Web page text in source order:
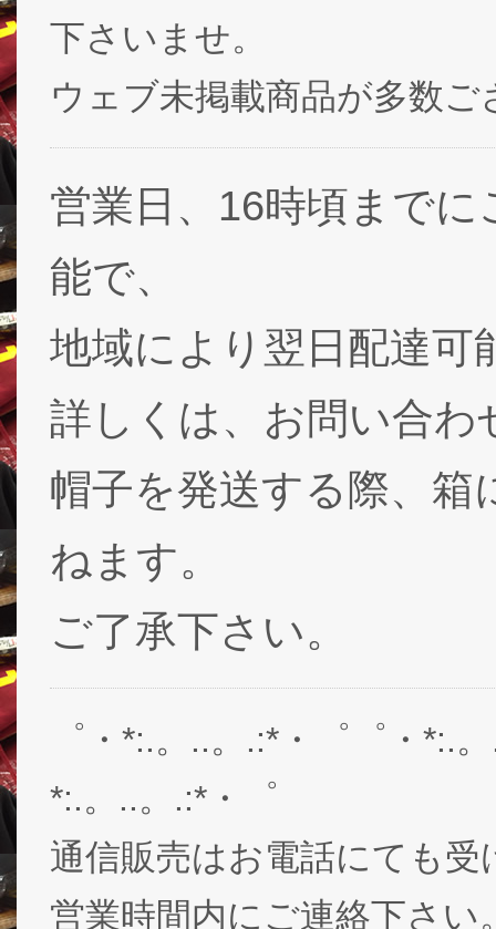
下さいませ。
ウェブ未掲載商品が多数ご
営業日、16時頃まで
能で、
地域により翌日配達可
詳しくは、お問い合わ
帽子を発送する際、箱
ねます。
ご了承下さい。
゜・*:.。..。.:*・゜゜・*:.
*:.。..。.:*・゜
通信販売はお電話にても
営業時間内にご連絡下さい